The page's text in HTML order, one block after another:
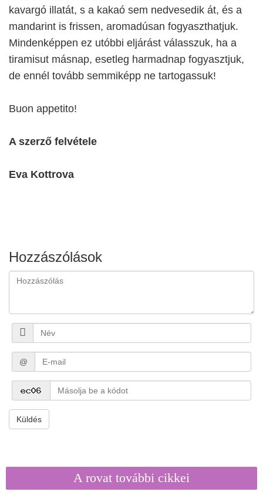
kavargó illatát, s a kakaó sem nedvesedik át, és a
mandarint is frissen, aromadúsan fogyaszthatjuk.
Mindenképpen ez utóbbi eljárást válasszuk, ha a
tiramisut másnap, esetleg harmadnap fogyasztjuk,
de ennél tovább semmiképp ne tartogassuk!
Buon appetito!
A szerző felvétele
Eva Kottrova
Hozzászólások
@
Küldés
A rovat további cikkei